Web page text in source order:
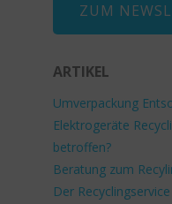
ZUM
ARTIKEL
Umverpackung
Elektrogeräte
betroffen?
Beratung zum
Der